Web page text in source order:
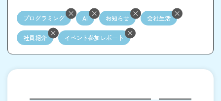
プログラミング AI お知らせ 会社生活
社員紹介 イベント参加レポート